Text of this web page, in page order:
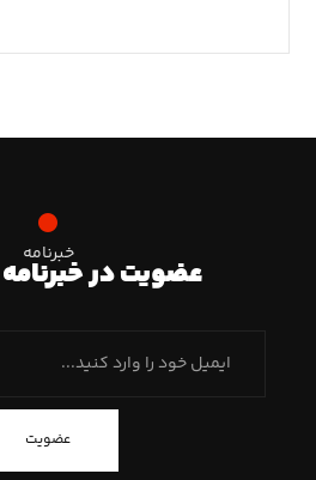
خبرنامه
عضویت در خبرنامه
عضویت